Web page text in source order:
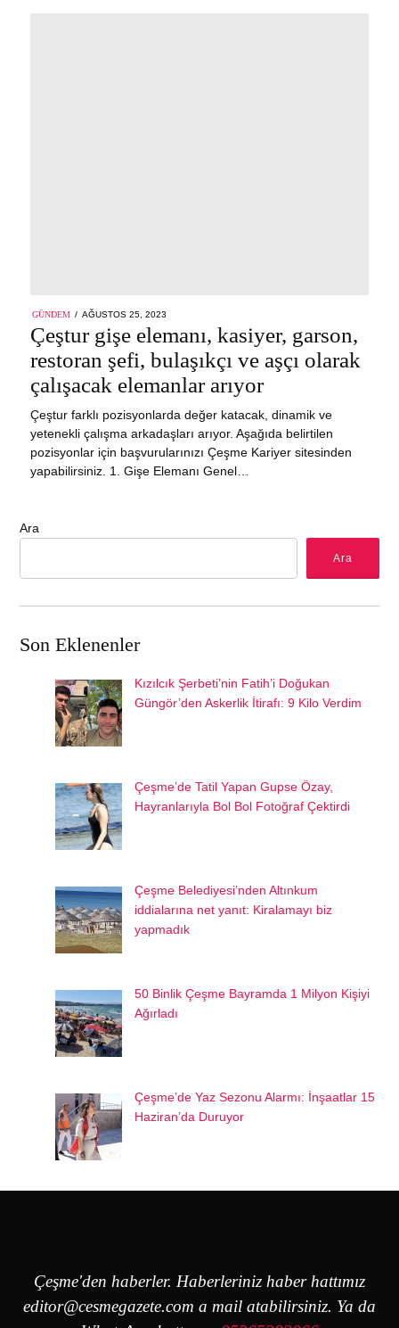
GÜNDEM
POSTED
AĞUSTOS 25, 2023
Çeştur gişe elemanı, kasiyer, garson,
restoran şefi, bulaşıkçı ve aşçı olarak
çalışacak elemanlar arıyor
Çeştur farklı pozisyonlarda değer katacak, dinamik ve
yetenekli çalışma arkadaşları arıyor. Aşağıda belirtilen
pozisyonlar için başvurularınızı Çeşme Kariyer sitesinden
yapabilirsiniz. 1. Gişe Elemanı Genel…
Ara
Ara
Son Eklenenler
Kızılcık Şerbeti’nin Fatih’i Doğukan
Güngör’den Askerlik İtirafı: 9 Kilo Verdim
Çeşme’de Tatil Yapan Gupse Özay,
Hayranlarıyla Bol Bol Fotoğraf Çektirdi
Çeşme Belediyesi’nden Altınkum
iddialarına net yanıt: Kiralamayı biz
yapmadık
50 Binlik Çeşme Bayramda 1 Milyon Kişiyi
Ağırladı
Çeşme’de Yaz Sezonu Alarmı: İnşaatlar 15
Haziran’da Duruyor
Çeşme'den haberler. Haberleriniz haber hattımız
editor@cesmegazete.com a mail atabilirsiniz. Ya da